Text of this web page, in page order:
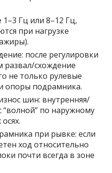
Гц или 8–12 Гц,
при нагрузке
после регулировки
развал/схождение
не только рулевые
опоры подрамника.
шин: внутренняя/
по наружному
при рывке: если
ход относительно
почти всегда в зоне